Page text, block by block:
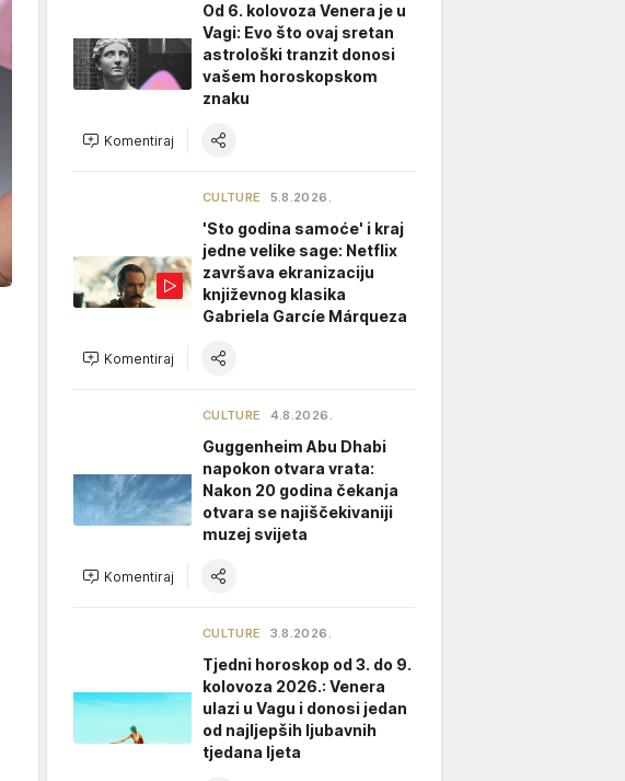
Od 6. kolovoza Venera je u
Vagi: Evo što ovaj sretan
astrološki tranzit donosi
vašem horoskopskom
znaku
Komentiraj
CULTURE 5.8.2026.
'Sto godina samoće' i kraj
jedne velike sage: Netflix
završava ekranizaciju
književnog klasika
Gabriela Garcíe Márqueza
Komentiraj
CULTURE 4.8.2026.
Guggenheim Abu Dhabi
napokon otvara vrata:
Nakon 20 godina čekanja
otvara se najiščekivaniji
muzej svijeta
Komentiraj
CULTURE 3.8.2026.
Tjedni horoskop od 3. do 9.
kolovoza 2026.: Venera
ulazi u Vagu i donosi jedan
od najljepših ljubavnih
tjedana ljeta